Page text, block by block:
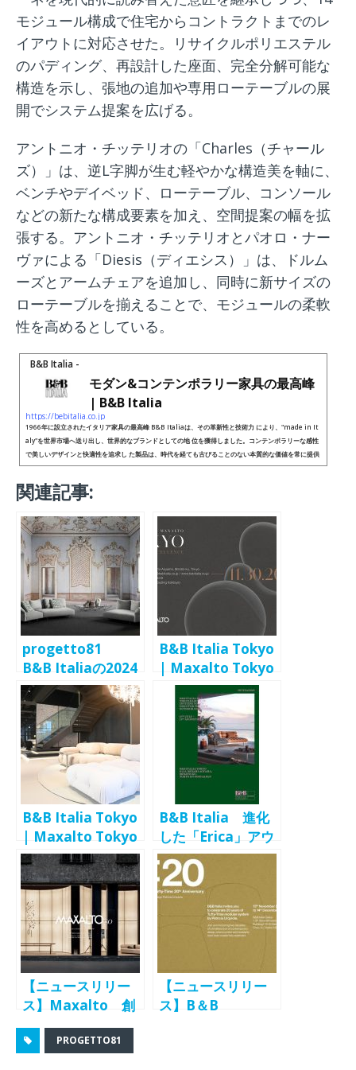
モジュール構成で住宅からコントラクトまでのレ
イアウトに対応させた。リサイクルポリエステル
のパディング、再設計した座面、完全分解可能な
構造を示し、張地の追加や専用ローテーブルの展
開でシステム提案を広げる。
アントニオ・チッテリオの「Charles（チャール
ズ）」は、逆L字脚が生む軽やかな構造美を軸に、
ベンチやデイベッド、ローテーブル、コンソール
などの新たな構成要素を加え、空間提案の幅を拡
張する。アントニオ・チッテリオとパオロ・ナー
ヴァによる「Diesis（ディエシス）」は、ドルム
ーズとアームチェアを追加し、同時に新サイズの
ローテーブルを揃えることで、モジュールの柔軟
性を高めるとしている。
B&B Italia -
モダン&コンテンポラリー家具の最高峰
| B&B Italia
https://bebitalia.co.jp
1966年に設立されたイタリア家具の最高峰 B&B Italiaは、その革新性と技術力 により、"made in It
aly"を世界市場へ送り出し、世界的なブランドとしての地 位を獲得しました。コンテンポラリーな感性
で美しいデザインと快適性を追求し た製品は、時代を経ても古びることのない本質的な価値を常に提供
し、世界中の ラグジュアリーな家具愛好家に選ばれています。
関連記事:
progetto81
B&B Italiaの2024
年新作展示を開
始 B&B Italia
Osakaで4/21まで
B&B Italia Tokyo
| Maxalto Tokyo
が表参道エリアに
リロケーションオ
ープン 11/30
B&B Italia Tokyo
| Maxalto Tokyo
がリローケーショ
ンオープン 表参
道・骨董通り沿い
に
B&B Italia 進化
した「Erica」アウ
トドアコレクショ
ンを披露 東京、
大阪で新作展開催
【ニュースリリー
ス】Maxalto 創
立50周年で世界限
定50台の特別モデ
【ニュースリリー
ス】B＆B
PROGETTO81